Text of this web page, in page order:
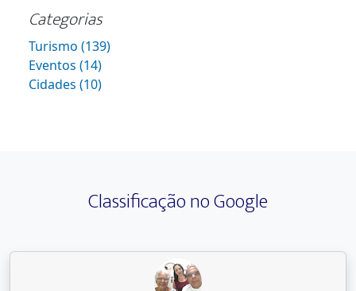
Categorias
Turismo (139)
Eventos (14)
Cidades (10)
Classificação no Google